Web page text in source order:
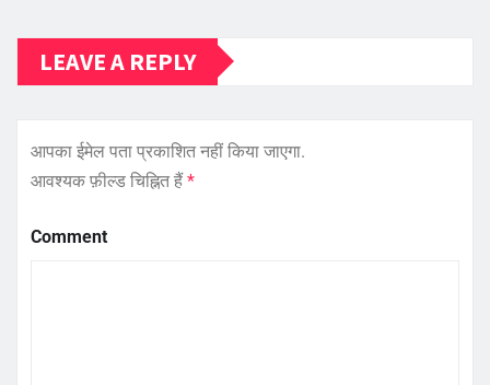
LEAVE A REPLY
आपका ईमेल पता प्रकाशित नहीं किया जाएगा.
आवश्यक फ़ील्ड चिह्नित हैं*
Comment